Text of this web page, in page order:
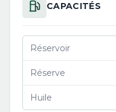
CAPACITÉS
Réservoir
Réserve
Huile